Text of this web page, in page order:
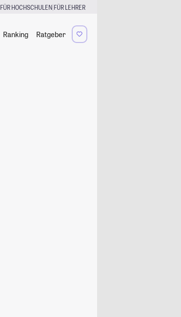
FÜR HOCHSCHULEN|FÜR LEHRER
Ranking Ratgeber